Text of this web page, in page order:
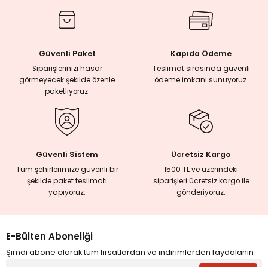
İncelemeler
Güvenli Paket
Siparişlerinizi hasar
görmeyecek şekilde özenle
paketliyoruz.
Kapıda Ödeme
Teslimat sırasında güvenli
ödeme imkanı sunuyoruz.
Güvenli Sistem
Tüm şehirlerimize güvenli bir
şekilde paket teslimatı
yapıyoruz.
Ücretsiz Kargo
1500 TL ve üzerindeki
siparişleri ücretsiz kargo ile
gönderiyoruz.
E-Bülten Aboneliği
Şimdi abone olarak tüm fırsatlardan ve indirimlerden faydalanın